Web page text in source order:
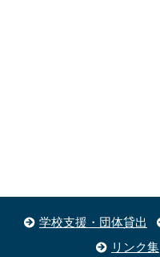
学校支援・団体貸出
リンク集